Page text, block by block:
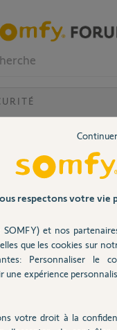
outdoor 2
la sensibilité de la caméra
?
au fil de
respectons votre vie
SOMFY) et nos
que les cookies sur
Personnaliser le
une expérience
votre droit à la